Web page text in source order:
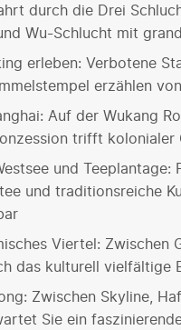
durch die Drei
Wu-Schlucht mit
erleben: Verbotene
erzählen
Auf der Wukang
trifft
und Teeplantage:
und traditionsreiche
Viertel:
das kulturell vielfältige
Zwischen Skyline,
Sie ein